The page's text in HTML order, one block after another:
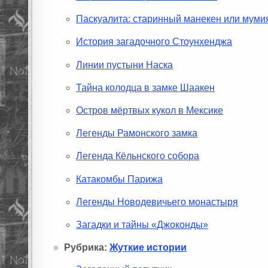
Паскуалита: старинный манекен или
История загадочного Стоунхенджа
Линии пустыни Наска
Тайна колодца в замке Шаакен
Остров мёртвых кукол в Мексике
Легенды Рамонского замка
Легенда Кёльнского собора
Катакомбы Парижа
Легенды Новодевичьего монастыря
Загадки и тайны «Джоконды»
Рубрика:Жуткие истории